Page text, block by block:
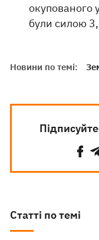
окупованого
були силою
Новини по темі:
Статті по темі